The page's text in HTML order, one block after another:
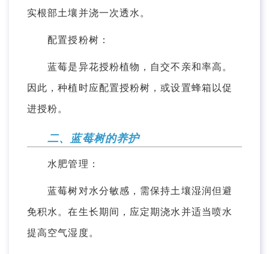
实根部土壤并浇一次透水。
配置授粉树：
蓝莓是异花授粉植物，自交不亲和率高。
因此，种植时应配置授粉树，或设置蜂箱以促
进授粉。
二、蓝莓树的养护
水肥管理：
蓝莓树对水分敏感，需保持土壤湿润但避
免积水。在生长期间，应定期浇水并适当喷水
提高空气湿度。